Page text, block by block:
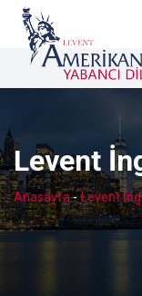
Levent
Anasayfa- Levent